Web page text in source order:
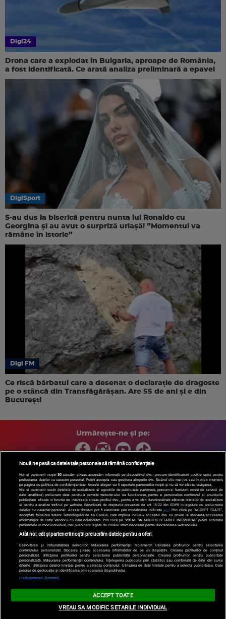
Digi24
Drona care a explodat în Bulgaria, aproape de România,
a fost identificată. Ce arată analiza preliminară a epavei
DigiSport
S-au dus la biserică pentru nunta lui Ronaldo cu
Georgina și au avut o surpriză uriașă! ”Momentul va
rămâne în istorie”
Digi FM
Ce riscă bărbatul care a desenat o declarație de dragoste
pe o stâncă din Transfăgărășan. Are 55 de ani și e din
București
Urmărește-ne și pe:
Copyright © 2026 / DIGI ROMANIA S.A.
Arhiva
Comunicate de presă Politica de confidentialitate
Termeni
si conditii
Gestionați preferințele| Contact/Info Codul etic
Nouă ne pasă ca datele tale personale să rămână confidențiale
Noi și partenerii noștri30 stocăm și/sau accesăm informații pe dispozitivul dvs., precum identificatorii cookie unici pentru
prelucrarea datelor cu caracter personal. Puteți accepta sau gestiona alegerile dvs. făcând clic mai jos sau în orice moment,
pe pagina cu politica de confidențialitate. Aceste alegeri vor fi raportate partenerilor noștri și nu vă vor afecta navigarea.
Noi si partenerii nostri (retelele de socializare si agentiile de publicitate partenere, precum si furnizorii nostri de servicii de
date analitice) prelucram date pentru a permite website-ului sa functioneze, pentru a personaliza continutul si anunturile
publicitare afisate in functie de interesele si/sau profilul dvs., pentru a va oferi functionalitati aferente retelelor de socializare
si pentru a analiza traficul pe website. Beneficiati de drepturile prevazute de art. 15-22 din GDPR in legatura cu prelucrarea
datelor cu caracter personal. Aceste drepturi pot fi exercitate prin modalitatea indicata aici. Prin click pe “ACCEPT TOATE”,
acceptati folosirea tuturor Tehnologiilor de tip Cookie, care implica inclusiv acceptul dvs. cu privire la stocarea/accesarea
informatiilor de catre Vendor-ii cu care colaboram. Prin click pe “VREAU SA MODIFIC SETARILE INDIVIDUAL” puteti schimba
preferintele in mod individual, mai putin cele legate de cookie strict necesare pentru functionarea website-ului.
Atât noi, cât și partenerii noștri prelucrăm datele pentru a oferi:
Dezvoltarea și îmbunătățirea serviciilor. Măsurarea performanței reclamelor. Utilizarea profilurilor pentru selectarea
conținutului personalizat. Stocarea și/sau accesarea informațiilor de pe un dispozitiv. Crearea profilurilor de conținut
personalizat. Utilizarea profilurilor pentru selectarea publicității personalizate. Crearea profilurilor pentru publicitate
personalizată. Măsurarea performanței conținutului. Înțelegerea publicului prin statistici sau combinații de date din surse
diferite. Utilizarea datelor limitate pentru a selecta conținutul. Utilizarea de date limitate pentru a selecta publicitatea. Date
precise de geolocație și identificarea prin scanarea dispozitivului.
Listă parteneri (furnizori)
ACCEPT TOATE
VREAU SA MODIFIC SETARILE INDIVIDUAL